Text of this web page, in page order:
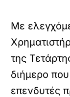
Με
της
διήμερο
επενδυτές